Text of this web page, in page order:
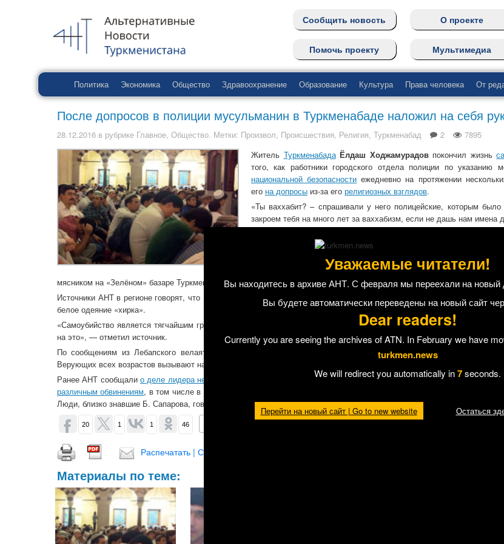
Сообщить новость
Помочь проекту
О проекте
Мультимедиа
Политика Экономика Общество Здравоохранение Образование Культура Права человека От
После допросов в полиции мусульманин в Туркменабаде наложил на себя
28.12.2016 в рубрике Главное, Общество. Метки: Произвол, Происшествия, Религия, Туркменабад 2
7895
Житель Туркменабада Ёлдаш Ходжамурадовпокончил жизнь
того, как работники городского отдела полиции по указанию
национальной безопасности ежедневно на протяжении
его на допросы из-за его религиозных взглядов.
«Ты ваххабит? – спрашивали у него полицейские, которым
закроем тебя на много лет за ваххабизм, если не дашь нам имена
снова в понедельник. Ё. Ходжамурадов вернулся домой, а в
себе на шею петлю. Его супруга не успела помешать мужу
Ходжамурадову было 52 года, у него трое детей. Всю свою
мясником на «Зелёном» базаре Туркменабада.
Источники АНТ в регионе говорят, что Ё. Ходжамурадов регулярно посещал местную
, а в последнее время
белое одеяние «хирка».
«Самоубийство является тягчайшим грехом в Исламе, можно представить себе, как нужно было довести
на это», — отметил источник.
По сообщениям из Лебапского велаята, в последние несколько месяцев спецслужбыусилили контроль
Верующих всех возрастов вызывают на беседы в городское управление полиции.
Ранее АНТ сообщали о деле лидера неофициальной мусульманской общиныТуркменабадаБахрама Сапарова,
различным обвинениям, в том числе в призыве к насильственному изменению конституционного строя и заговоре с
Люди, близко знавшие Б. Сапарова, говорят, что эти обвинения безосновательны. Об этом читайте в ближайших
20 1 1 46 ОБСУДИТЬ (2)
Распечатать | Сохранить в PDF | Отправить другу
Материалы по теме:
Уважаемые читатели!
Вы находитесь в архиве АНТ. С февраля мы переехали на новый
Вы будете автоматически переведены на новый сайт
Dear readers!
Currently you are seeing the archives of ATN. In February we have
turkmen.news
We will redirect you automatically in7seconds.
Перейти на новый сайт | Go to new website Остаться